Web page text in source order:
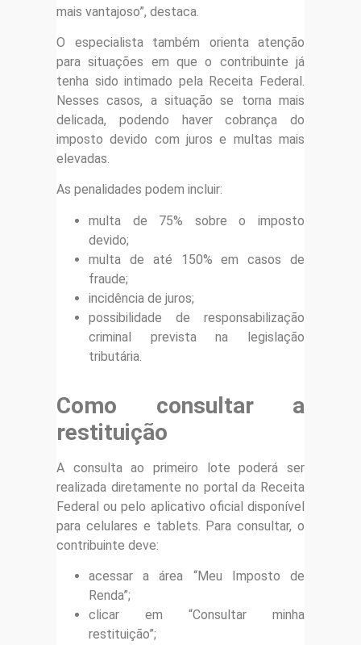
mais vantajoso”, destaca.
O especialista também orienta atenção
para situações em que o contribuinte já
tenha sido intimado pela Receita Federal.
Nesses casos, a situação se torna mais
delicada, podendo haver cobrança do
imposto devido com juros e multas mais
elevadas.
As penalidades podem incluir:
multa de 75% sobre o imposto
devido;
multa de até 150% em casos de
fraude;
incidência de juros;
possibilidade de responsabilização
criminal prevista na legislação
tributária.
Como consultar a
restituição
A consulta ao primeiro lote poderá ser
realizada diretamente no portal da Receita
Federal ou pelo aplicativo oficial disponível
para celulares e tablets. Para consultar, o
contribuinte deve:
acessar a área “Meu Imposto de
Renda”;
clicar em “Consultar minha
restituição”;